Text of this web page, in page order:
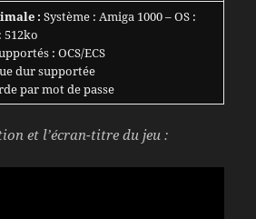
: Système : Amiga 1000 – OS :
512ko
: OCS/ECS
dur supportée
par mot de passe
et l’écran-titre du jeu :